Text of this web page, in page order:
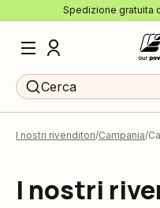
Spedizione gratuita
Cerca
I nostri rivenditori Campania
I nostri